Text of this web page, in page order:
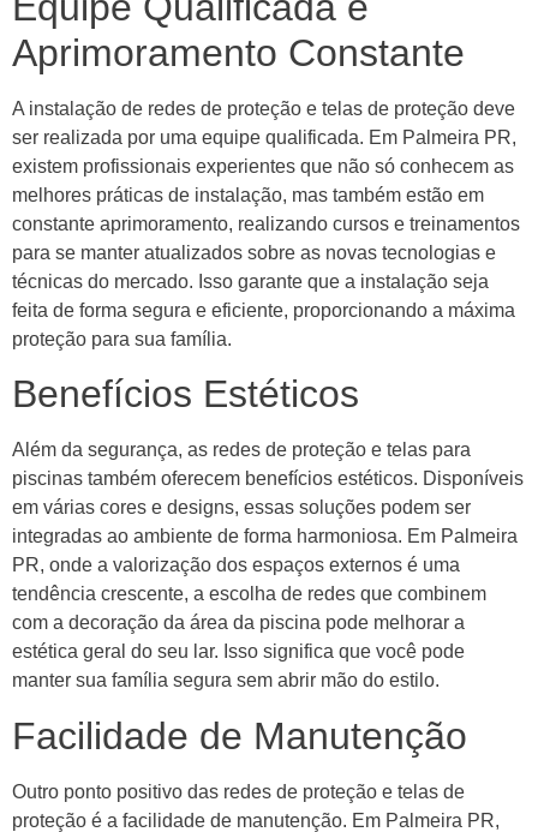
Aprimoramento Constante
A instalação de redes de proteção e telas de proteção deve
ser realizada por uma equipe qualificada. Em Palmeira PR,
existem profissionais experientes que não só conhecem as
melhores práticas de instalação, mas também estão em
constante aprimoramento, realizando cursos e treinamentos
para se manter atualizados sobre as novas tecnologias e
técnicas do mercado. Isso garante que a instalação seja
feita de forma segura e eficiente, proporcionando a máxima
proteção para sua família.
Benefícios Estéticos
Além da segurança, as redes de proteção e telas para
piscinas também oferecem benefícios estéticos. Disponíveis
em várias cores e designs, essas soluções podem ser
integradas ao ambiente de forma harmoniosa. Em Palmeira
PR, onde a valorização dos espaços externos é uma
tendência crescente, a escolha de redes que combinem
com a decoração da área da piscina pode melhorar a
estética geral do seu lar. Isso significa que você pode
manter sua família segura sem abrir mão do estilo.
Facilidade de Manutenção
Outro ponto positivo das redes de proteção e telas de
proteção é a facilidade de manutenção. Em Palmeira PR,